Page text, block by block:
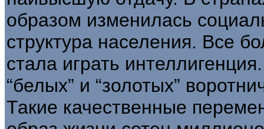
образом изменилась
структура населения. Все
стала играть
“белых” и “золотых”
Такие качественные